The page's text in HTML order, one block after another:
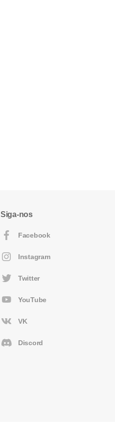
Siga-nos
Facebook
Instagram
Twitter
YouTube
VK
Discord